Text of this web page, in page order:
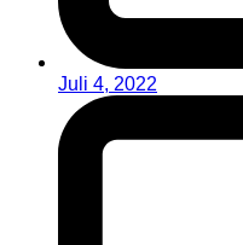
Juli 4, 2022